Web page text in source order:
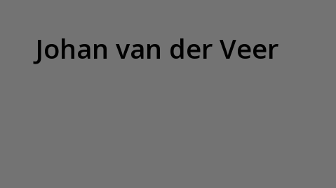
Johan van der Veer